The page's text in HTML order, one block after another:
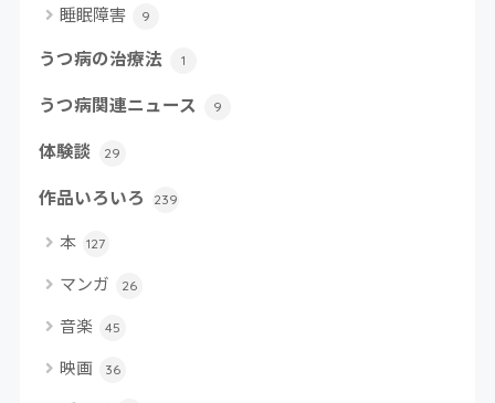
睡眠障害 9
うつ病の治療法 1
うつ病関連ニュース 9
体験談 29
作品いろいろ 239
本 127
マンガ 26
音楽 45
映画 36